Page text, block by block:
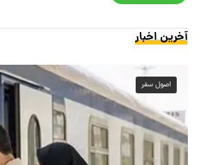
آخرین اخبار
اصول سفر